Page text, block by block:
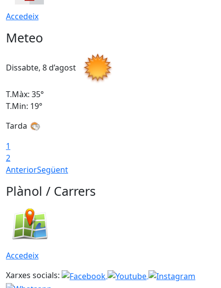
Accedeix
Meteo
Dissabte, 8 d’agost
T.Màx: 35°
T.Min: 19°
Tarda
1
2
AnteriorSegüent
Plànol / Carrers
Accedeix
Xarxes socials: